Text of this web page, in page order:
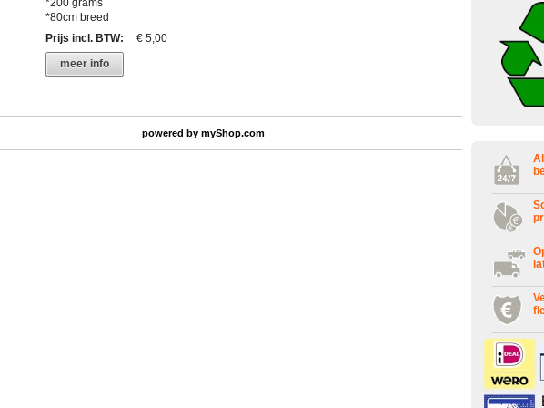
*200 grams
*80cm breed
Prijs incl. BTW:
€ 5,00
meer info
powered bymyShop.com